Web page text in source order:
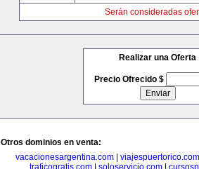
Serán consideradas
Realizar una Oferta
Precio Ofrecido $
Otros dominios en venta:
vacacionesargentina.com
viajespuertorico.com
traficogratis.com| soloservicio.com|